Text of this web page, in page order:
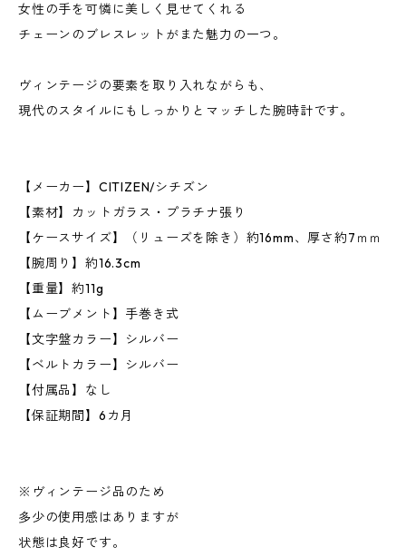
女性の手を可憐に美しく見せてくれる
チェーンのブレスレットがまた魅力の一つ。
ヴィンテージの要素を取り入れながらも、
現代のスタイルにもしっかりとマッチした腕時計です。
【メーカー】CITIZEN/シチズン
【素材】カットガラス・プラチナ張り
【ケースサイズ】（リューズを除き）約16mm、厚さ約7ｍｍ
【腕周り】約16.3cm
【重量】約11g
【ムーブメント】手巻き式
【文字盤カラー】シルバー
【ベルトカラー】シルバー
【付属品】なし
【保証期間】6カ月
※ヴィンテージ品のため
多少の使用感はありますが
状態は良好です。